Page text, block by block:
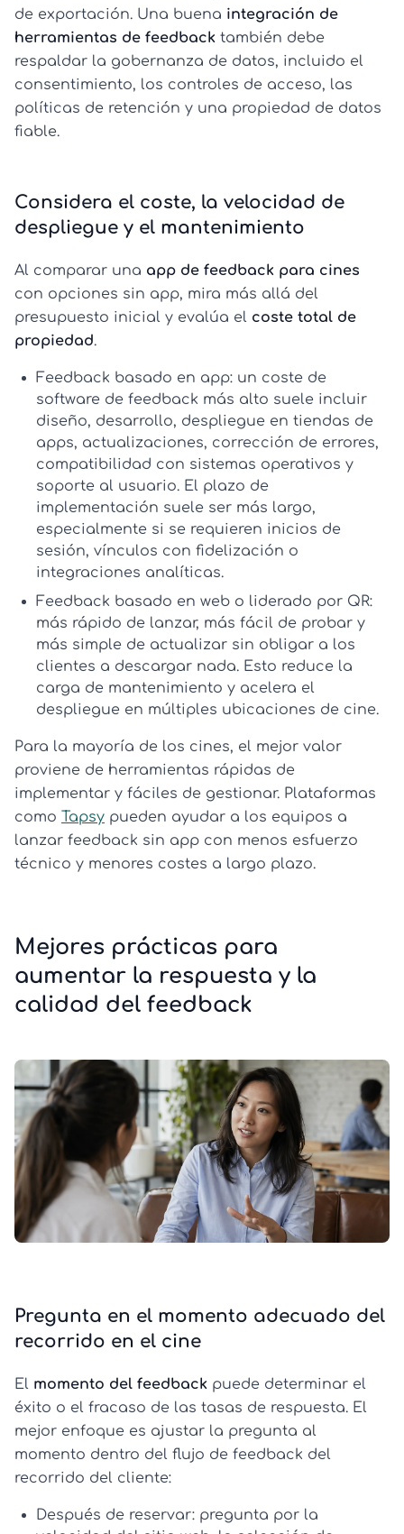
de exportación. Una buena integración de
herramientas de feedback también debe
respaldar la gobernanza de datos, incluido el
consentimiento, los controles de acceso, las
políticas de retención y una propiedad de datos
fiable.
Considera el coste, la velocidad de
despliegue y el mantenimiento
Al comparar una app de feedback para cines
con opciones sin app, mira más allá del
presupuesto inicial y evalúa el coste total de
propiedad.
Feedback basado en app: un coste de
software de feedback más alto suele incluir
diseño, desarrollo, despliegue en tiendas de
apps, actualizaciones, corrección de errores,
compatibilidad con sistemas operativos y
soporte al usuario. El plazo de
implementación suele ser más largo,
especialmente si se requieren inicios de
sesión, vínculos con fidelización o
integraciones analíticas.
Feedback basado en web o liderado por QR:
más rápido de lanzar, más fácil de probar y
más simple de actualizar sin obligar a los
clientes a descargar nada. Esto reduce la
carga de mantenimiento y acelera el
despliegue en múltiples ubicaciones de cine.
Para la mayoría de los cines, el mejor valor
proviene de herramientas rápidas de
implementar y fáciles de gestionar. Plataformas
como Tapsy pueden ayudar a los equipos a
lanzar feedback sin app con menos esfuerzo
técnico y menores costes a largo plazo.
Mejores prácticas para
aumentar la respuesta y la
calidad del feedback
Pregunta en el momento adecuado del
recorrido en el cine
El momento del feedback puede determinar el
éxito o el fracaso de las tasas de respuesta. El
mejor enfoque es ajustar la pregunta al
momento dentro del flujo de feedback del
recorrido del cliente:
Después de reservar: pregunta por la